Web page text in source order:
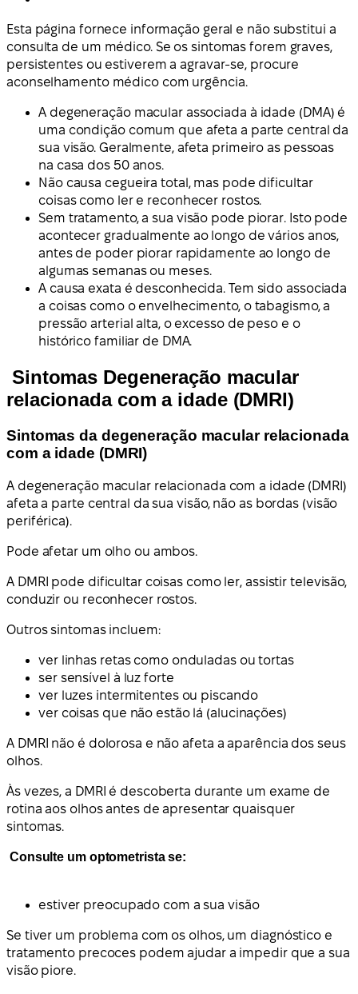
Esta página fornece informação geral e não substitui a
consulta de um médico. Se os sintomas forem graves,
persistentes ou estiverem a agravar-se, procure
aconselhamento médico com urgência.
A degeneração macular associada à idade (DMA) é
uma condição comum que afeta a parte central da
sua visão. Geralmente, afeta primeiro as pessoas
na casa dos 50 anos.
Não causa cegueira total, mas pode dificultar
coisas como ler e reconhecer rostos.
Sem tratamento, a sua visão pode piorar. Isto pode
acontecer gradualmente ao longo de vários anos,
antes de poder piorar rapidamente ao longo de
algumas semanas ou meses.
A causa exata é desconhecida. Tem sido associada
a coisas como o envelhecimento, o tabagismo, a
pressão arterial alta, o excesso de peso e o
histórico familiar de DMA.
Sintomas Degeneração macular
relacionada com a idade (DMRI)
Sintomas da degeneração macular relacionada
com a idade (DMRI)
A degeneração macular relacionada com a idade (DMRI)
afeta a parte central da sua visão, não as bordas (visão
periférica).
Pode afetar um olho ou ambos.
A DMRI pode dificultar coisas como ler, assistir televisão,
conduzir ou reconhecer rostos.
Outros sintomas incluem:
ver linhas retas como onduladas ou tortas
ser sensível à luz forte
ver luzes intermitentes ou piscando
ver coisas que não estão lá (alucinações)
A DMRI não é dolorosa e não afeta a aparência dos seus
olhos.
Às vezes, a DMRI é descoberta durante um exame de
rotina aos olhos antes de apresentar quaisquer
sintomas.
Consulte um optometrista se:
estiver preocupado com a sua visão
Se tiver um problema com os olhos, um diagnóstico e
tratamento precoces podem ajudar a impedir que a sua
visão piore.